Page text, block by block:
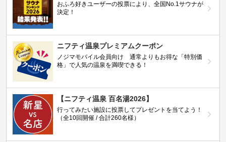
おふろ好きユーザーの投票により、全国No.1サウナが
決定！
ニフティ温泉プレミアムクーポン
ノジマモバイル会員向け 通常よりもお得な「特別価
格」で人気の温泉を満喫できる！
【ニフティ温泉 百名湯2026】
行ってみたい施設に投票してプレゼントを当てよう！
（全10回開催 / 合計260名様）